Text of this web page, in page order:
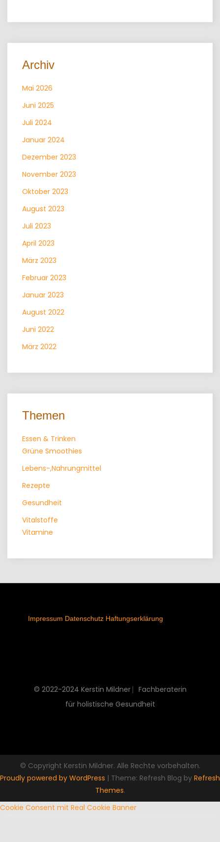
Archiv
Mai 2026
Juni 2025
Juli 2024
Januar 2024
Dezember 2023
November 2023
Oktober 2023
August 2023
Juli 2023
April 2023
März 2023
Februar 2023
Januar 2023
August 2022
Juni 2022
März 2022
Themen
Essen & Trinken
Grüne Smoothies
Lebens-,Nahrungmittel
Rezepte
Gesundheit
Vitalstoffe
Vitamine
Impressum Datenschutz Haftungserklärung
© 2022-2024 Kerstin Mildner ⎸Fachberaterin
für holistische Gesundheit
© Copyright Kerstin Mildner. Alle Rechte vorbehalten.
Proudly powered by WordPress | Theme: Refresh Blog by Refresh
Themes.
Cookie Consent mit Real Cookie Banner